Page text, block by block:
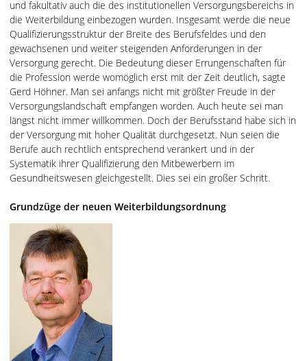
und fakultativ auch die des institutionellen Versorgungsbereichs in
die Weiterbildung einbezogen wurden. Insgesamt werde die neue
Qualifizierungsstruktur der Breite des Berufsfeldes und den
gewachsenen und weiter steigenden Anforderungen in der
Versorgung gerecht. Die Bedeutung dieser Errungenschaften für
die Profession werde womöglich erst mit der Zeit deutlich, sagte
Gerd Höhner. Man sei anfangs nicht mit größter Freude in der
Versorgungslandschaft empfangen worden. Auch heute sei man
längst nicht immer willkommen. Doch der Berufsstand habe sich in
der Versorgung mit hoher Qualität durchgesetzt. Nun seien die
Berufe auch rechtlich entsprechend verankert und in der
Systematik ihrer Qualifizierung den Mitbewerbern im
Gesundheitswesen gleichgestellt. Dies sei ein großer Schritt.
Grundzüge der neuen Weiterbildungsordnung